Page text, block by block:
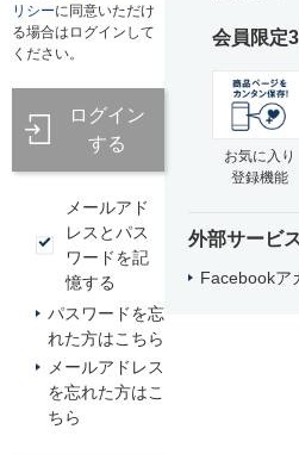
リシーに同意いただけ
る場合はログインして
ください。
ログイン
する
メールアド
レスとパス
ワードを記
憶する
パスワードを忘
れた方はこちら
メールアドレス
を忘れた方はこ
ちら
会員限定
お気に入り
登録機能
外部サービ
Facebookア